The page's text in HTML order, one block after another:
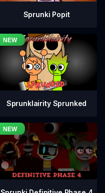
Sprunki Popit
Sprunklairity Sprunked